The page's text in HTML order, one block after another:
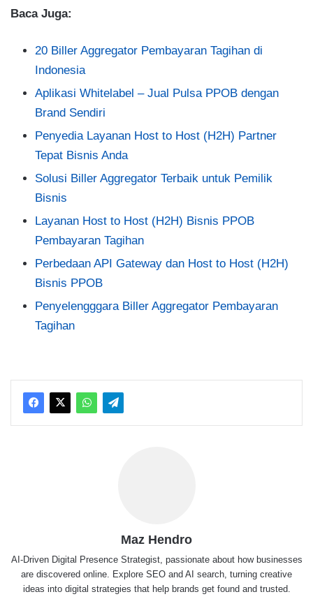
Baca Juga:
20 Biller Aggregator Pembayaran Tagihan di
Indonesia
Aplikasi Whitelabel – Jual Pulsa PPOB dengan
Brand Sendiri
Penyedia Layanan Host to Host (H2H) Partner
Tepat Bisnis Anda
Solusi Biller Aggregator Terbaik untuk Pemilik
Bisnis
Layanan Host to Host (H2H) Bisnis PPOB
Pembayaran Tagihan
Perbedaan API Gateway dan Host to Host (H2H)
Bisnis PPOB
Penyelengggara Biller Aggregator Pembayaran
Tagihan
Maz Hendro
AI-Driven Digital Presence Strategist, passionate about how businesses
are discovered online. Explore SEO and AI search, turning creative
ideas into digital strategies that help brands get found and trusted.